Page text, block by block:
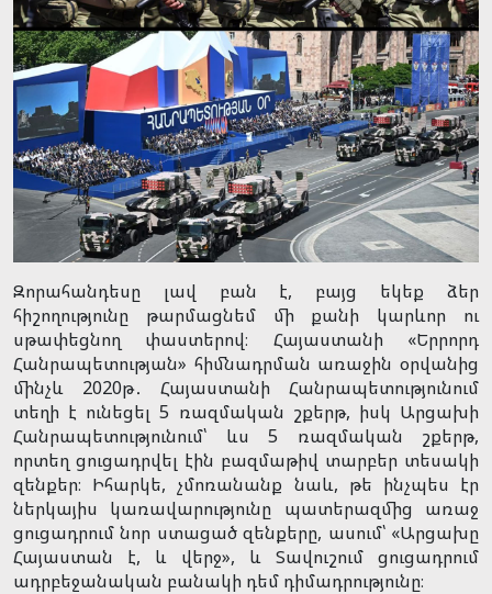
Զորահանդեսը լավ բան է, բայց եկեք ձեր
հիշողությունը թարմացնեմ մի քանի կարևոր ու
սթափեցնող փաստերով։ Հայաստանի «Երրորդ
Հանրապետության» հիմնադրման առաջին օրվանից
մինչև 2020թ․ Հայաստանի Հանրապետությունում
տեղի է ունեցել 5 ռազմական շքերթ, իսկ Արցախի
Հանրապետությունում՝ ևս 5 ռազմական շքերթ,
որտեղ ցուցադրվել էին բազմաթիվ տարբեր տեսակի
զենքեր։ Իհարկե, չմոռանանք նաև, թե ինչպես էր
ներկայիս կառավարությունը պատերազմից առաջ
ցուցադրում նոր ստացած զենքերը, ասում՝ «Արցախը
Հայաստան է, և վերջ», և Տավուշում ցուցադրում
ադրբեջանական բանակի դեմ դիմադրությունը։